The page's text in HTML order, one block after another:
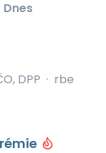
Dnes
DPP · rbe